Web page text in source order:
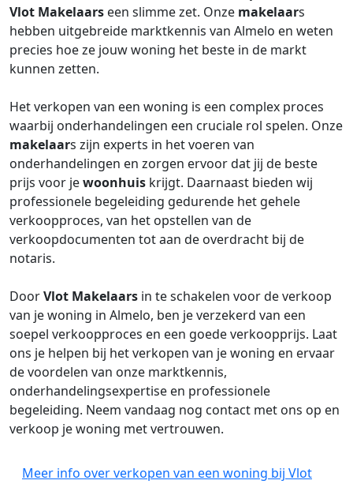
Vlot Makelaars een slimme zet. Onze makelaars
hebben uitgebreide marktkennis van Almelo en weten
precies hoe ze jouw woning het beste in de markt
kunnen zetten.
Het verkopen van een woning is een complex proces
waarbij onderhandelingen een cruciale rol spelen. Onze
makelaars zijn experts in het voeren van
onderhandelingen en zorgen ervoor dat jij de beste
prijs voor jewoonhuis krijgt. Daarnaast bieden wij
professionele begeleiding gedurende het gehele
verkoopproces, van het opstellen van de
verkoopdocumenten tot aan de overdracht bij de
notaris.
DoorVlot Makelaars in te schakelen voor de verkoop
van je woning in Almelo, ben je verzekerd van een
soepel verkoopproces en een goede verkoopprijs. Laat
ons je helpen bij het verkopen van je woning en ervaar
de voordelen van onze marktkennis,
onderhandelingsexpertise en professionele
begeleiding. Neem vandaag nog contact met ons op en
verkoop je woning met vertrouwen.
Meer info over verkopen van een woning bij Vlot